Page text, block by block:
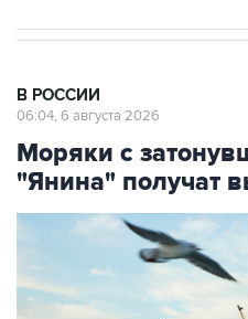
В РОССИИ
06:04, 6 августа 2026
Моряки с
"Янина" получат